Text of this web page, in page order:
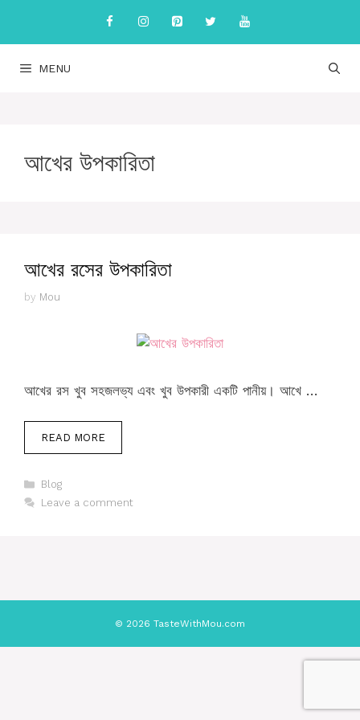
content
MENU
আখের উপকারিতা
আখের রসের উপকারিতা
by Mou
আখের রস খুব সহজলভ্য এবং খুব উপকারী একটি পানীয়। আখে …
READ MORE
Categories
Blog
Leave a comment
© 2026 TasteWithMou.com